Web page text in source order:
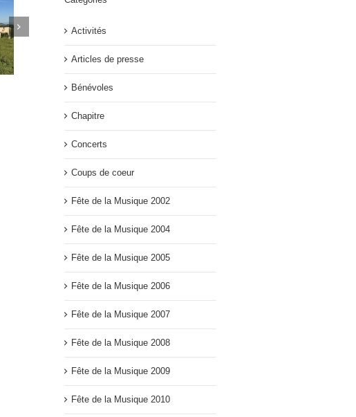
Activités
Articles de presse
Bénévoles
Chapitre
Concerts
Coups de coeur
Fête de la Musique 2002
Fête de la Musique 2004
Fête de la Musique 2005
Fête de la Musique 2006
Fête de la Musique 2007
Fête de la Musique 2008
Fête de la Musique 2009
Fête de la Musique 2010